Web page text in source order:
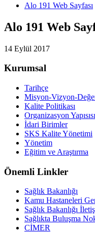
Alo 191 Web Sayfası
Alo 191 Web
14 Eylül 2017
Kurumsal
Tarihçe
Misyon-Vizyon-
Kalite Politikası
Organizasyon Yapısısı
İdari Birimler
SKS Kalite Yönetimi
Yönetim
Eğitim ve Araştırma
Önemli Linkler
Sağlık Bakanlığı
Kamu Hastaneleri
Sağlık Bakanlığı
Sağlıkta Buluşma
CİMER